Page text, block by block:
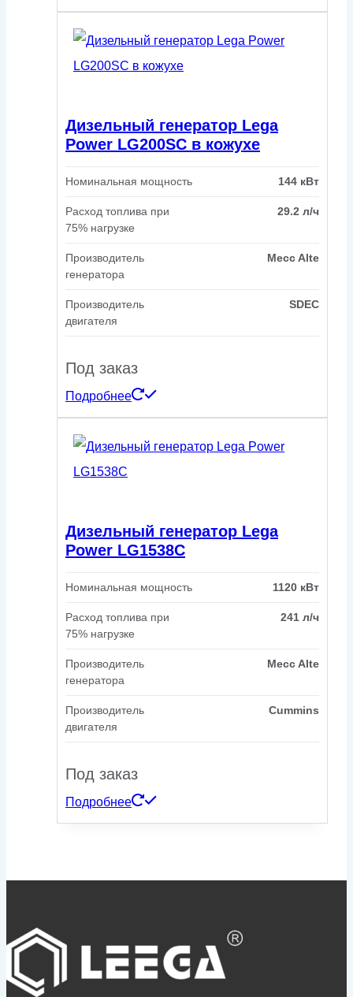
Дизельный генератор Lega
Power LG200SC в кожухе
Номинальная мощность 144 кВт
Расход топлива при
75% нагрузке
29.2 л/ч
Производитель
генератора
Mecc Alte
Производитель
двигателя
SDEC
Под заказ
Подробнее
Дизельный генератор Lega
Power LG1538C
Номинальная мощность 1120 кВт
Расход топлива при
75% нагрузке
241 л/ч
Производитель
генератора
Mecc Alte
Производитель
двигателя
Cummins
Под заказ
Подробнее